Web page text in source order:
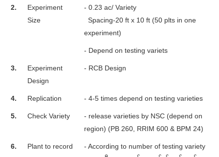
2.
Experiment
Size
- 0.23 ac/ Variety
Spacing-20 ft x 10 ft (50 plts in one
experiment)
- Depend on testing variets
3.
Experiment
Design
- RCB Design
4. Replication - 4-5 times depend on testing varieties
5. Check Variety
- release varieties by NSC (depend on
region) (PB 260, RRIM 600 & BPM 24)
6. Plant to record
- According to number of testing variety